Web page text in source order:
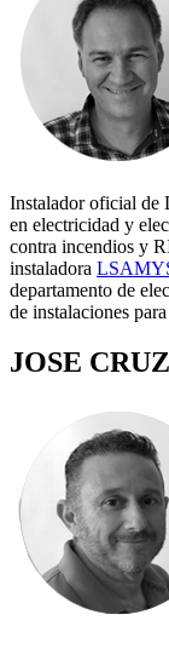
Instalador oficial de
en electricidad y
contra incendios y
instaladora
departamento de
de instalaciones
JOSE